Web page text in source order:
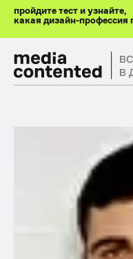
пройдите тест и узнайте,
какая дизайн-профессия